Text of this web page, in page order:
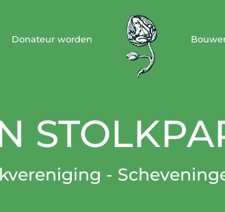
Donateur worden
-